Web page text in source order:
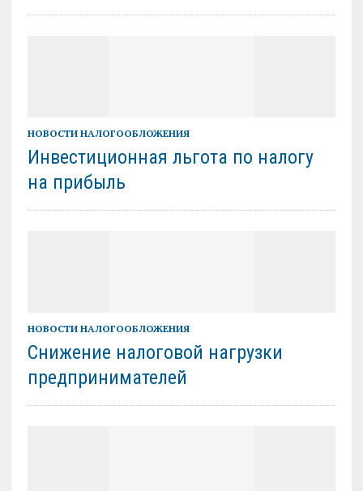
НОВОСТИ НАЛОГООБЛОЖЕНИЯ
Инвестиционная льгота по налогу
на прибыль
НОВОСТИ НАЛОГООБЛОЖЕНИЯ
Снижение налоговой нагрузки
предпринимателей